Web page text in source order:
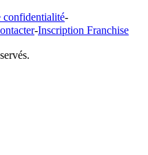
confidentialité-
-Inscription Franchise